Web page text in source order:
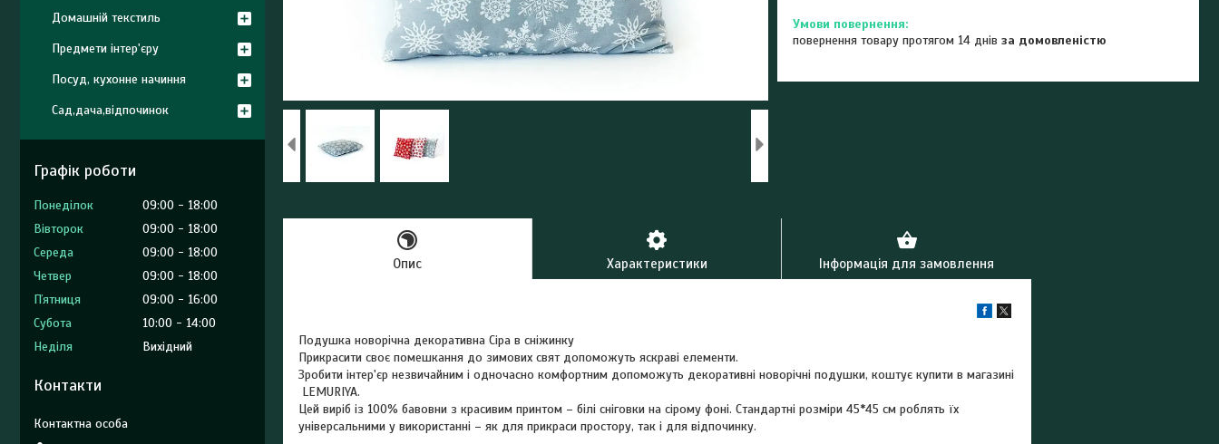
повернення товару протягом 14 днівза домовленістю
Опис Характеристики Інформація для замовлення
Подушка новорічна декоративна Сіра в сніжинку
Прикрасити своє помешкання до зимових свят допоможуть яскраві елементи.
Зробити інтер'єр незвичайним і одночасно комфортним допоможуть декоративні новорічні подушки, коштує купити в магазині
LEMURIYA.
Цей виріб із 100% бавовни з красивим принтом – білі сніговки на сірому фоні. Стандартні розміри 45*45 см роблять їх
універсальними у використанні – як для прикраси простору, так і для відпочинку.
Домашній текстиль
Предмети інтер'єру
Посуд, кухонне начиння
Сад,дача,відпочинок
Графік роботи
Понеділок 09:00
18:00
Вівторок
09:00
18:00
Середа
09:00
18:00
Четвер
09:00
18:00
Пʼятниця
09:00
16:00
Субота
10:00
14:00
Неділя
Вихідний
Контакти